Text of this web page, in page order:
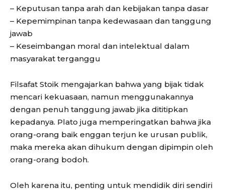
– Keputusan tanpa arah dan kebijakan tanpa dasar
– Kepemimpinan tanpa kedewasaan dan tanggung
jawab
– Keseimbangan moral dan intelektual dalam
masyarakat terganggu
Filsafat Stoik mengajarkan bahwa yang bijak tidak
mencari kekuasaan, namun menggunakannya
dengan penuh tanggung jawab jika dititipkan
kepadanya. Plato juga memperingatkan bahwa jika
orang-orang baik enggan terjun ke urusan publik,
maka mereka akan dihukum dengan dipimpin oleh
orang-orang bodoh.
Oleh karena itu, penting untuk mendidik diri sendiri